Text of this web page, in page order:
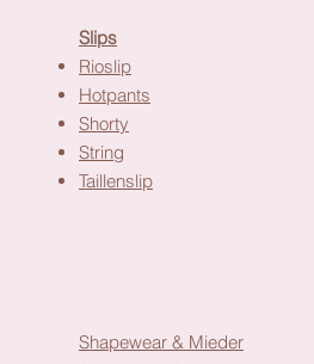
Übersicht
Slips
Rioslip
Hotpants
Shorty
String
Taillenslip
Shapewear & Mieder